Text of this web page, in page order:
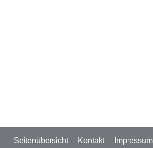
Seitenübersicht Kontakt Impressum